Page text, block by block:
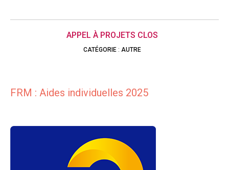
APPEL À PROJETS CLOS
CATÉGORIE: AUTRE
FRM : Aides individuelles 2025